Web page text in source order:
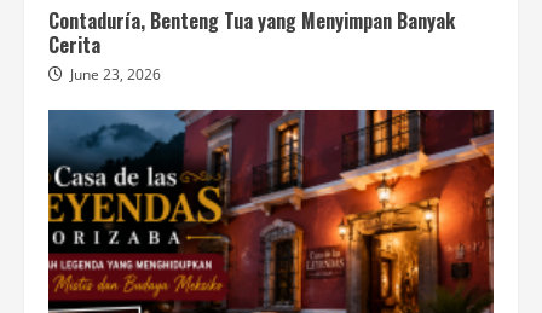
Contaduría, Benteng Tua yang Menyimpan Banyak
Cerita
June 23, 2026